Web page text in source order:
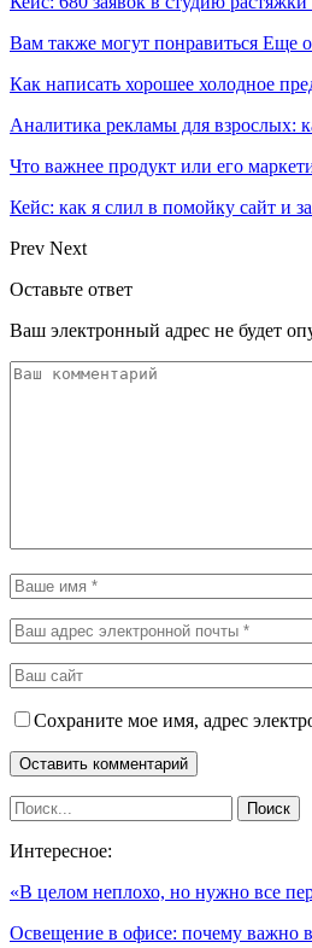
Вам также могут понравиться Еще
Как написать хорошее холодное
Аналитика рекламы для взрослых:
Что важнее продукт или его
Кейс: как я слил в помойку сайт и
Prev Next
Оставьте ответ
Ваш электронный адрес не будет
Сохраните мое имя, адрес
Интересное:
«В целом неплохо, но нужно все
Освещение в офисе: почему важно